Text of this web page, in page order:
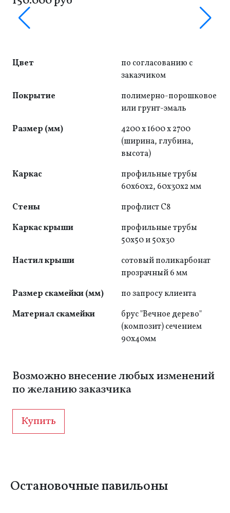
Цвет
по согласованию с
заказчиком
Покрытие
полимерно-порошковое
или грунт-эмаль
Размер (мм)
4200 x 1600 x 2700
(ширина, глубина,
высота)
Каркас
профильные трубы
60х60х2, 60х30х2 мм
Стены
профлист C8
Каркас крыши
профильные трубы
50x50 и 50x30
Настил крыши
сотовый поликарбонат
прозрачный 6 мм
Размер скамейки (мм)
по запросу клиента
Материал скамейки
брус "Вечное дерево"
(композит) сечением
90x40мм
Возможно внесение любых изменений
по желанию заказчика
Купить
Остановочные павильоны